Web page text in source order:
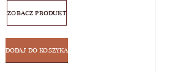
ZOBACZ PRODUKT
DODAJ DO KOSZYKA